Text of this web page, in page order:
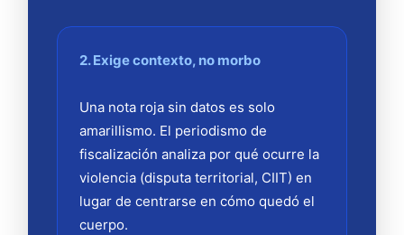
2. Exige contexto, no morbo
Una nota roja sin datos es solo
amarillismo. El periodismo de
fiscalización analiza por qué ocurre la
violencia (disputa territorial, CIIT) en
lugar de centrarse en cómo quedó el
cuerpo.